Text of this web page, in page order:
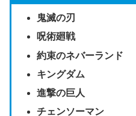
鬼滅の刃
呪術廻戦
約束のネバーランド
キングダム
進撃の巨人
チェンソーマン